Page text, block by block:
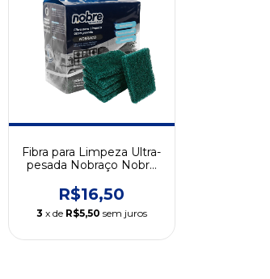
Fibra para Limpeza Ultra-
pesada Nobraço Nobre
R$16,50
3 x de R$5,50 sem juros